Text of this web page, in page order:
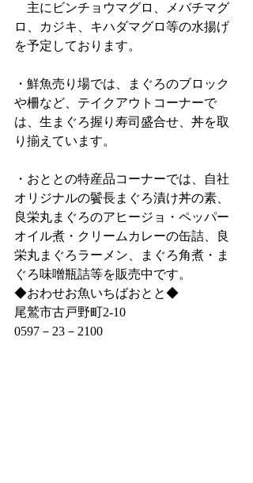
主にビンチョウマグロ、メバチマグ
ロ、カジキ、キハダマグロ等の水揚げ
を予定しております。
・鮮魚売り場では、まぐろのブロック
や柵など、テイクアウトコーナーで
は、生まぐろ握り寿司盛合せ、丼を取
り揃えています。
・おととの特産品コーナーでは、自社
オリジナルの鬢長まぐろ漬け丼の素、
良栄丸まぐろのアヒージョ・ペッパー
オイル煮・クリームカレーの缶詰、良
栄丸まぐろラーメン、まぐろ角煮・ま
ぐろ味噌瓶詰等を販売中です。
◆おわせお魚いちばおとと◆
尾鷲市古戸野町2‐10
0597－23－2100